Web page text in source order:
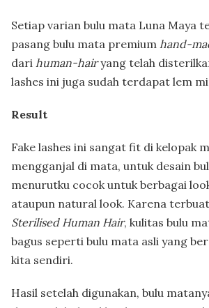
Setiap varian bulu mata Luna Maya
pasang bulu mata premium hand-
dari human-hairyang telah
lashes ini juga sudah terdapat lem
Result
Fake lashes ini sangat fit di kelopak
mengganjal di mata, untuk desain
menurutku cocok untuk berbagai
ataupun natural look. Karena
Sterilised Human Hair, kulitas bulu
bagus seperti bulu mata asli yang
kita sendiri.
Hasil setelah digunakan, bulu